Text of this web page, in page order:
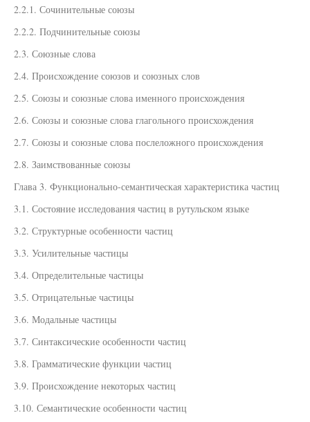
2.2.1. Сочинительные союзы
2.2.2. Подчинительные союзы
2.3. Союзные слова
2.4. Происхождение союзов и союзных слов
2.5. Союзы и союзные слова именного происхождения
2.6. Союзы и союзные слова глагольного происхождения
2.7. Союзы и союзные слова послеложного происхождения
2.8. Заимствованные союзы
Глава 3. Функционально-семантическая характеристика частиц
3.1. Состояние исследования частиц в рутульском языке
3.2. Структурные особенности частиц
3.3. Усилительные частицы
3.4. Определительные частицы
3.5. Отрицательные частицы
3.6. Модальные частицы
3.7. Синтаксические особенности частиц
3.8. Грамматические функции частиц
3.9. Происхождение некоторых частиц
3.10. Семантические особенности частиц